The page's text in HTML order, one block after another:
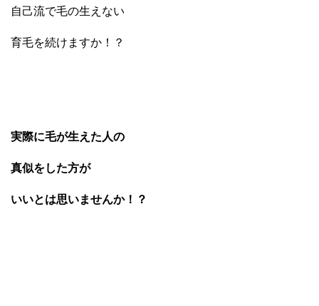
自己流で毛の生えない
育毛を続けますか！？
実際に毛が生えた人の
真似をした方が
いいとは思いませんか！？